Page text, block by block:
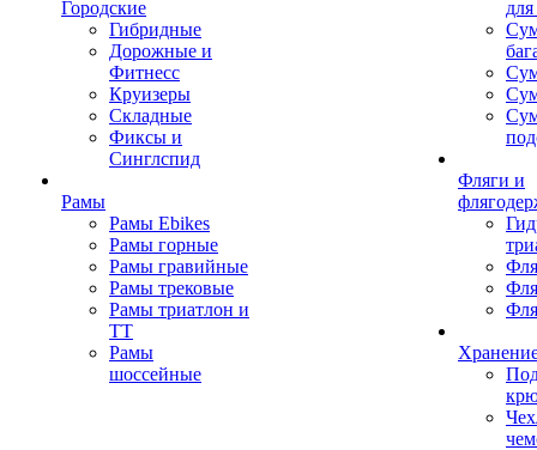
Городские
Гибридные
Дорожные и
Фитнесс
Круизеры
Складные
Фиксы и
Синглспид
Рамы
Рамы Ebikes
Рамы горные
Рамы гравийные
Рамы трековые
Рамы триатлон и
ТТ
Рамы
шоссейные
Фляги и